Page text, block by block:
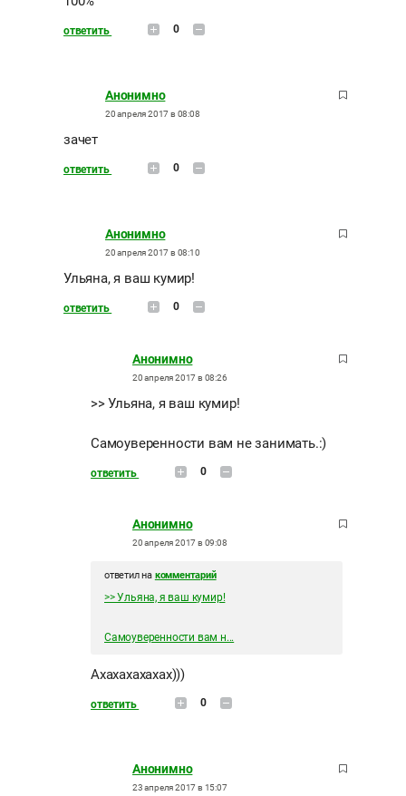
ответить 0
Анонимно
20 апреля 2017 в 08:08
зачет
ответить 0
Анонимно
20 апреля 2017 в 08:10
Ульяна, я ваш кумир!
ответить 0
Анонимно
20 апреля 2017 в 08:26
>> Ульяна, я ваш кумир!
Самоуверенности вам не занимать.:)
ответить 0
Анонимно
20 апреля 2017 в 09:08
ответил на комментарий
>> Ульяна, я ваш кумир!
Самоуверенности вам н...
Ахахахахахах)))
ответить 0
Анонимно
23 апреля 2017 в 15:07